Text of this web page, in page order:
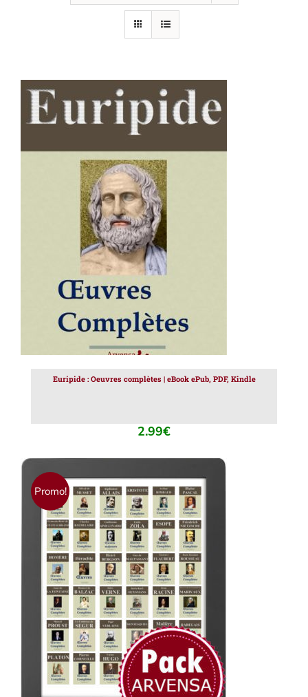
AJOUTER AU PANIER / DÉTAILS
Euripide : Oeuvres complètes | eBook ePub, PDF, Kindle
2.99€
Promo!
AJOUTER AU PANIER / DÉTAILS